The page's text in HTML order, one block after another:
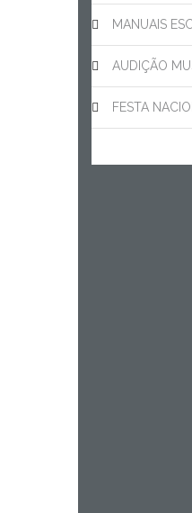
MANUAIS
AUDIÇÃO
FESTA